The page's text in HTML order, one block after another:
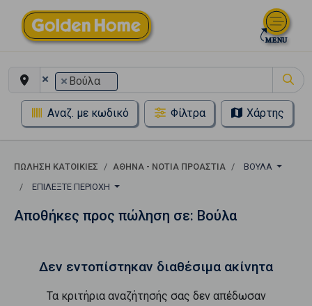
× × Βούλα
Αναζ. με κωδικό Φίλτρα Χάρτης
ΠΏΛΗΣΗ ΚΑΤΟΙΚΊΕΣ ΑΘΉΝΑ - ΝΌΤΙΑ ΠΡΟΆΣΤΙΑ
ΒΟΎΛΑ
ΕΠΙΛΈΞΤΕ ΠΕΡΙΟΧΉ
Αποθήκες προς πώληση σε: Βούλα
Δεν εντοπίστηκαν διαθέσιμα ακίνητα
Τα κριτήρια αναζήτησής σας δεν απέδωσαν